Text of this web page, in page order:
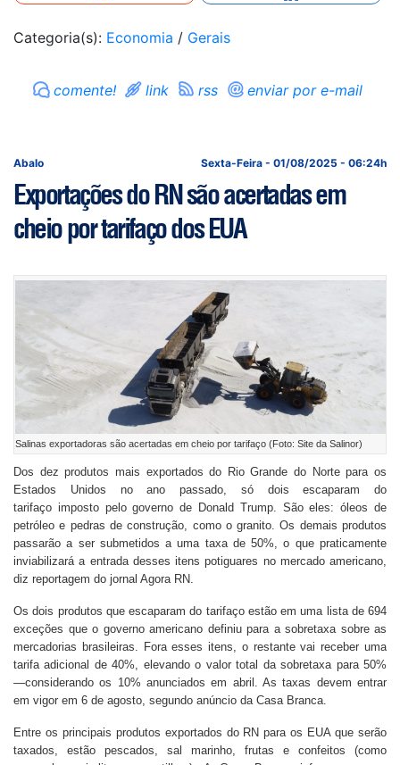
Categoria(s): Economia / Gerais
comente! link rss enviar por e-mail
Sexta-Feira - 01/08/2025 - 06:24h
Abalo
Exportações do RN são acertadas em
cheio por tarifaço dos EUA
Salinas exportadoras são acertadas em cheio por tarifaço (Foto: Site da Salinor)
Dos dez produtos mais exportados do Rio Grande do Norte para os
Estados Unidos no ano passado, só dois escaparam do
tarifaço imposto pelo governo de Donald Trump. São eles: óleos de
petróleo e pedras de construção, como o granito. Os demais produtos
passarão a ser submetidos a uma taxa de 50%, o que praticamente
inviabilizará a entrada desses itens potiguares no mercado americano,
diz reportagem do jornal Agora RN.
Os dois produtos que escaparam do tarifaço estão em uma lista de 694
exceções que o governo americano definiu para a sobretaxa sobre as
mercadorias brasileiras. Fora esses itens, o restante vai receber uma
tarifa adicional de 40%, elevando o valor total da sobretaxa para 50%
—considerando os 10% anunciados em abril. As taxas devem entrar
em vigor em 6 de agosto, segundo anúncio da Casa Branca.
Entre os principais produtos exportados do RN para os EUA que serão
taxados, estão pescados, sal marinho, frutas e confeitos (como